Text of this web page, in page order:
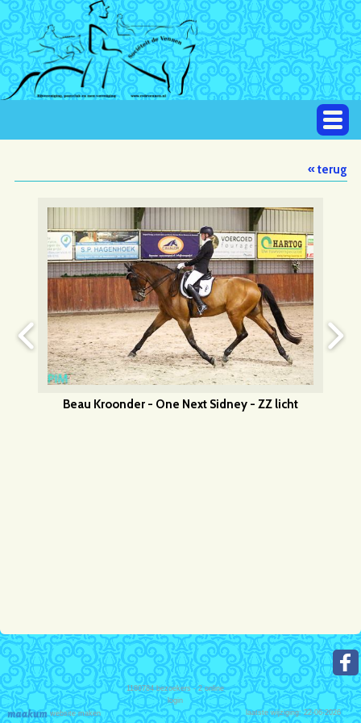
« terug
Beau Kroonder - One Next Sidney - ZZ licht
website maken
1180784bezoekers - 2 online
login
laatste wijziging: 22-06-2026